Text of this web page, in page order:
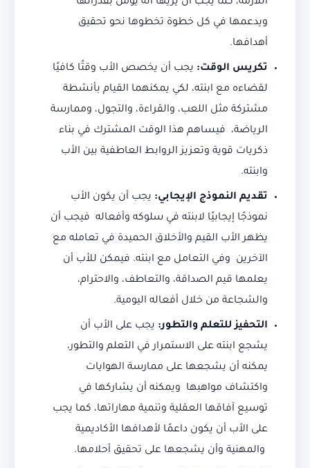
ويدعمها في كل خطوة تخطوها نحو تحقيق
أهدافها.
تكريس الوقت: يجب أن يخصص الأب وقتًا كافيًا
لقضاءه مع ابنته، لكي يمكنهما القيام بأنشطة
مشتركة مثل اللعب، والقراءة، والتجول، وممارسة
الرياضة، فيساهم هذا الوقت المشترك في بناء
ذكريات قوية وتعزيز الروابط العاطفية بين الأب
وابنته.
تقديم النموذج الإيجابي: يجب أن يكون الأب
نموذجًا إيجابيًا لابنته في سلوكه وأفعاله فيجب أن
يظهر الأب القيم والأخلاق الحميدة في تعامله مع
الآخرين وفي التعامل مع ابنته. فيمكن للأب أن
يعلمها قيم الصداقة، والتعاطف، والاحترام،
والشجاعة من خلال أفعاله اليومية.
التحفيز للتعلم والتطور: يجب على الأب أن
يشجع ابنته على الاستمرار في التعلم والتطور،
يمكنه أن يشجعها على ممارسة الهوايات
واكتشاف مواهبها ويمكنه أن يشاركها في
توسيع آفاقها العقلية وتنمية مهاراتها، كما يجب
على الأب أن يكون داعمًا لأهدافها الأكاديمية
والمهنية وأن يشجعها على تحقيق أحلامها.